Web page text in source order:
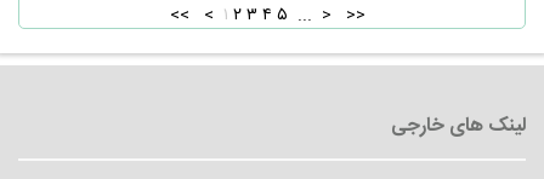
<< < ۱ ۲۳ ۴ ۵ ... > >>